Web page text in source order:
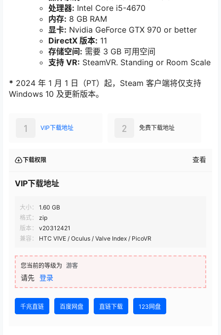
处理器: Intel Core i5-4670
内存: 8 GB RAM
显卡: Nvidia GeForce GTX 970 or better
DirectX 版本: 11
存储空间: 需要 3 GB 可用空间
支持 VR: SteamVR. Standing or Room Scale
* 2024 年 1 月 1 日（PT）起，Steam 客户端将仅支持
Windows 10 及更新版本。
VIP下载地址
1 免费下载地址
2
下载权限 查看
VIP下载地址
大小：
1.60 GB
格式：
zip
版本：
v20312421
兼容：
HTC VIVE / Oculus / Valve Index / PicoVR
您当前的等级为 游客
请先 登录
千兆直链 百度网盘 直链下载 123网盘